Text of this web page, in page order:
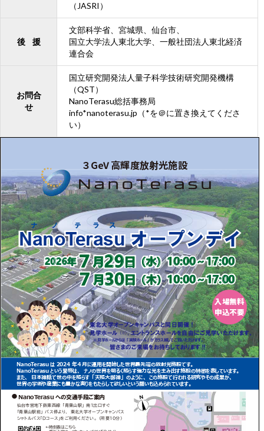
（JASRI）
後 援
文部科学省、宮城県、仙台市、
国立大学法人東北大学、一般社団法人東北経済
連合会
お問合
せ
国立研究開発法人量子科学技術研究開発機構
（QST）
NanoTerasu総括事務局
info*nanoterasu.jp（*を＠に置き換えてくださ
い）